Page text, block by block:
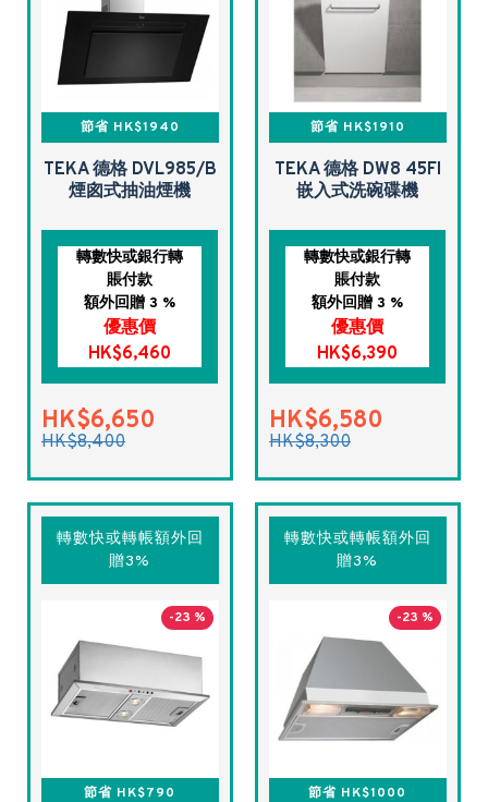
節省 HK$1940
TEKA 德格 DVL985/B
煙囪式抽油煙機
轉數快或銀行轉
賬付款
額外回贈 3 %
優惠價
HK$6,460
HK$6,650
HK$8,400
節省 HK$1910
TEKA 德格 DW8 45FI
嵌入式洗碗碟機
轉數快或銀行轉
賬付款
額外回贈 3 %
優惠價
HK$6,390
HK$6,580
HK$8,300
轉數快或轉帳額外回
贈3%
-23 %
節省 HK$790
轉數快或轉帳額外回
贈3%
-23 %
節省 HK$1000